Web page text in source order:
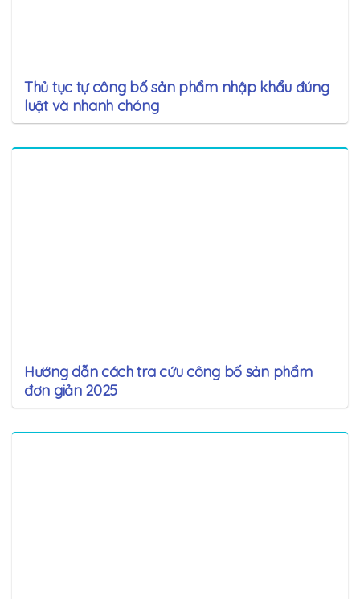
Thủ tục tự công bố sản phẩm nhập khẩu đúng
luật và nhanh chóng
Hướng dẫn cách tra cứu công bố sản phẩm
đơn giản 2025